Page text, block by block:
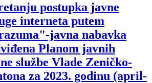
postupka javne
interneta putem
javna nabavka
Planom javnih
službe Vlade Zeničko-
za 2023. godinu (april-